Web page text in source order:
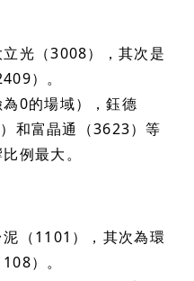
光（3008），其次是
）。
0的場域），鈺德
和富晶通（3623）等
例最大。
（1101），其次為環
）。